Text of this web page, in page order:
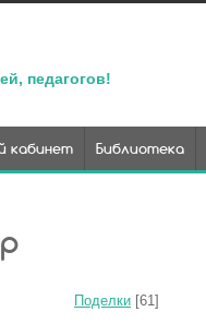
педагогов!
кабинет Библиотека
Поделки [61]